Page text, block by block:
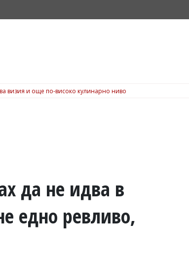
визия и още по-високо кулинарно ниво
да не идва в
едно ревливо,